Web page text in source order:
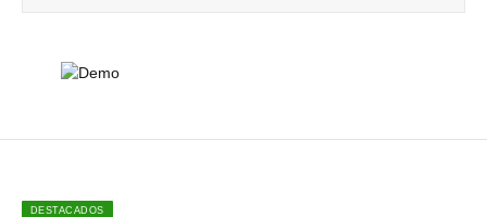
DESTACADOS